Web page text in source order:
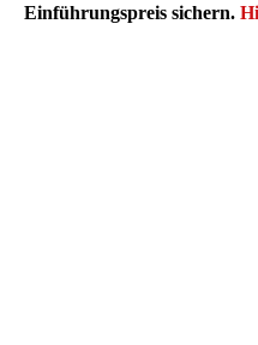
Einführungspreis sichern.